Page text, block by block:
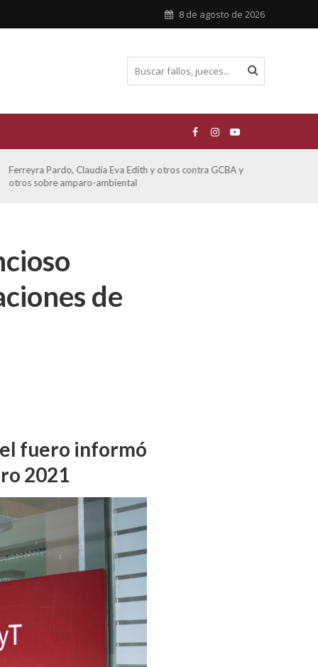
8 de agosto de 2026
Ferreyra Pardo, Claudia Eva Edith y otros contra GCBA y
otros sobre amparo-ambiental
de
fuero informó
2021